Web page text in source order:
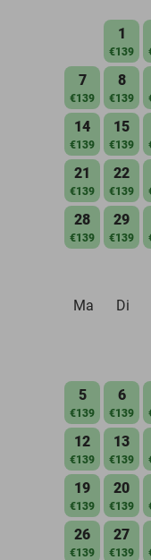
1
€139
7
€139
8
€139
14
€139
15
€139
21
€139
22
€139
28
€139
29
€139
Ma
Di
5
€139
6
€139
12
€139
13
€139
19
€139
20
€139
26
€139
27
€139